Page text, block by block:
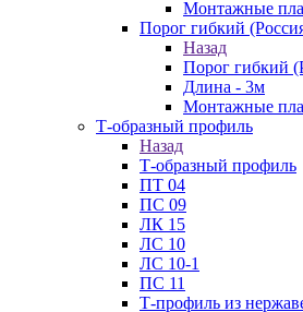
Монтажные
Порог гибкий
Назад
Порог гибкий
Длина - 3м
Монтажные
Т-образный профиль
Назад
Т-образный профиль
ПТ 04
ПС 09
ЛК 15
ЛС 10
ЛС 10-1
ПС 11
Т-профиль из